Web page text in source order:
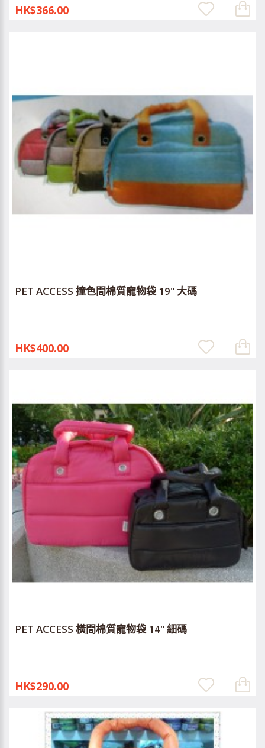
HK$366.00
PET ACCESS 撞色間棉質寵物袋 19" 大碼
HK$400.00
PET ACCESS 橫間棉質寵物袋 14" 細碼
HK$290.00